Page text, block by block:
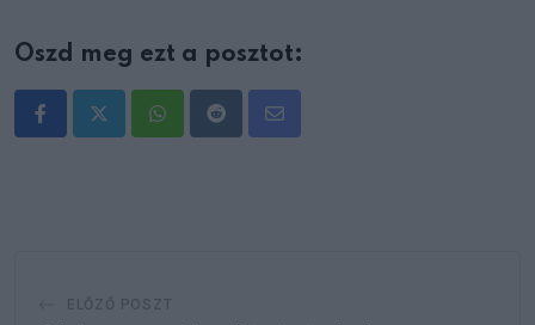
Oszd meg ezt a posztot:
WhatsappRedditShare